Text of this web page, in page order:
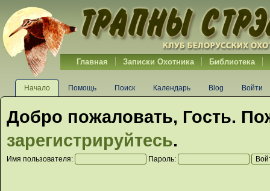
Главная Записки Охотника Библиотека
Начало Помощь Поиск Календарь Blog Войти
Добро пожаловать, Гость.
зарегистрируйтесь.
Имя пользователя: Пароль: